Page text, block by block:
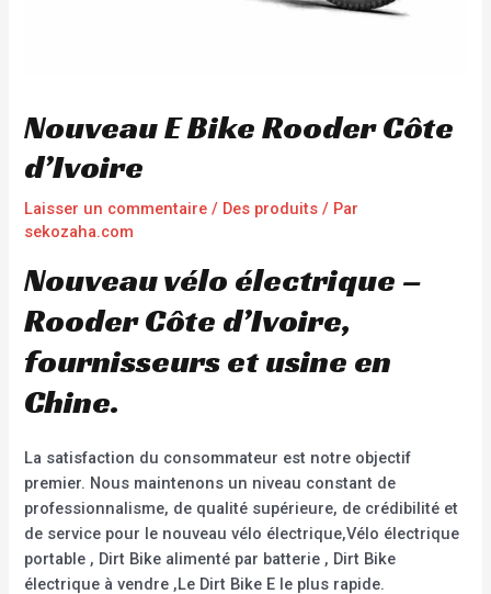
Nouveau E Bike Rooder Côte
d’Ivoire
Laisser un commentaire / Des produits / Par
sekozaha.com
Nouveau vélo électrique –
Rooder Côte d’Ivoire,
fournisseurs et usine en
Chine.
La satisfaction du consommateur est notre objectif
premier. Nous maintenons un niveau constant de
professionnalisme, de qualité supérieure, de crédibilité et
de service pour le nouveau vélo électrique,Vélo électrique
portable , Dirt Bike alimenté par batterie , Dirt Bike
électrique à vendre ,Le Dirt Bike E le plus rapide.